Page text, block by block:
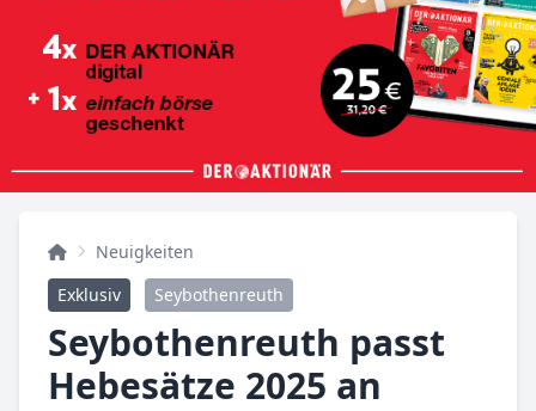
Neuigkeiten
Exklusiv
Seybothenreuth
Seybothenreuth passt
Hebesätze 2025 an